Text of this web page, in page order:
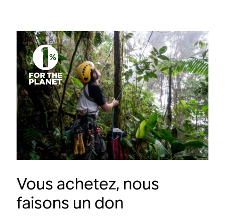
Vous achetez, nous
faisons un don